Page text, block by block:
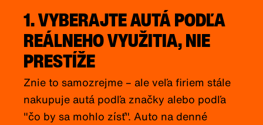
1. VYBERAJTE AUTÁ PODĽA
REÁLNEHO VYUŽITIA, NIE
PRESTÍŽE
Znie to samozrejme – ale veľa firiem stále
nakupuje autá podľa značky alebo podľa
"čo by sa mohlo zísť". Auto na denné